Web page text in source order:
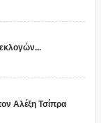
Αλέξη Τσίπρα